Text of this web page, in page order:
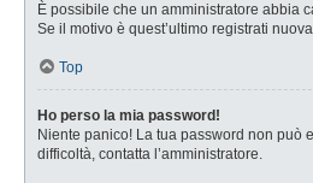
È possibile che un amministratore abbia
Se il motivo è quest’ultimo registrati
Top
Ho perso la mia password!
Niente panico! La tua password non può
difficoltà, contatta l’amministratore.